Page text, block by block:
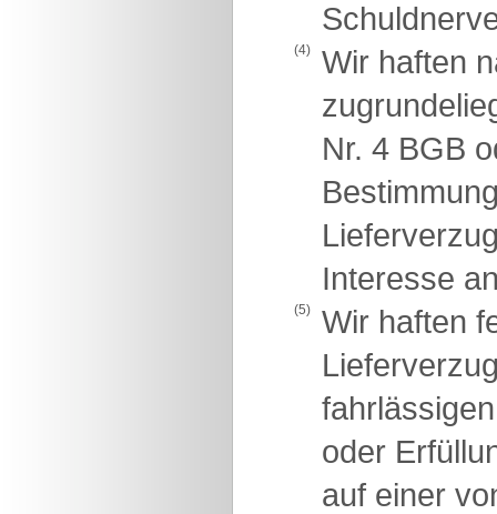
(4)
Wir haften
Nr. 4 BGB
Interesse
(5)
Wir haften
oder
auf einer